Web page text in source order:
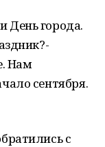
День города.
Нам
сентября.
с